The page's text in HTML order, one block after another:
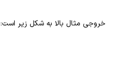
خروجی مثال بالا به شکل زیر است: